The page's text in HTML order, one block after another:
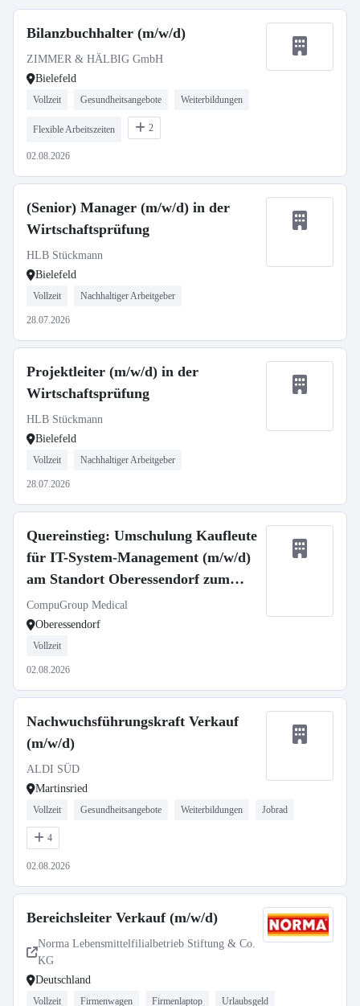
Bilanzbuchhalter (m/w/d)
ZIMMER & HÄLBIG GmbH
Bielefeld
Vollzeit Gesundheitsangebote Weiterbildungen
Flexible Arbeitszeiten 2
02.08.2026
(Senior) Manager (m/w/d) in der
Wirtschaftsprüfung
HLB Stückmann
Bielefeld
Vollzeit Nachhaltiger Arbeitgeber
28.07.2026
Projektleiter (m/w/d) in der
Wirtschaftsprüfung
HLB Stückmann
Bielefeld
Vollzeit Nachhaltiger Arbeitgeber
28.07.2026
Quereinstieg: Umschulung Kaufleute
für IT-System-Management (m/w/d)
am Standort Oberessendorf zum
01.09.2026
CompuGroup Medical
Oberessendorf
Vollzeit
02.08.2026
Nachwuchsführungskraft Verkauf
(m/w/d)
ALDI SÜD
Martinsried
Vollzeit Gesundheitsangebote Weiterbildungen Jobrad
4
02.08.2026
Bereichsleiter Verkauf (m/w/d)
Norma Lebensmittelfilialbetrieb Stiftung & Co.
KG
Deutschland
Vollzeit Firmenwagen Firmenlaptop Urlaubsgeld